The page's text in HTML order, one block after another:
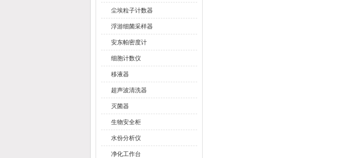
尘埃粒子计数器
浮游细菌采样器
安东帕密度计
细胞计数仪
移液器
超声波清洗器
灭菌器
生物安全柜
水份分析仪
净化工作台